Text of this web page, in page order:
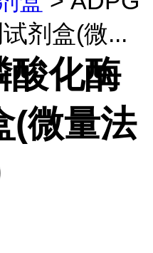
剂盒(微...
酸化酶
(微量法